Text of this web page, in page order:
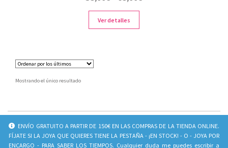
Ver detalles
Mostrando el único resultado
INFO
CONTACTO
SOCIAL
Juliavila_jewels
ENVÍO GRATUITO A PARTIR DE 150€ EN LAS COMPRAS DE LA TIENDA ONLINE.
FÍJATE SI LA JOYA QUE QUIERES TIENE LA PESTAÑA - ¡EN STOCK! - O - JOYA POR
ENCARGO - PARA SABER LOS TIEMPOS. Cualquier duda me puedes escribir a